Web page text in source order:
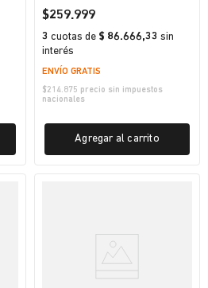
KING HOMBRE
$259.999
3 cuotas de $ 86.666,33 sin
interés
ENVÍO GRATIS
$214.875 precio sin impuestos
nacionales
Agregar al carrito